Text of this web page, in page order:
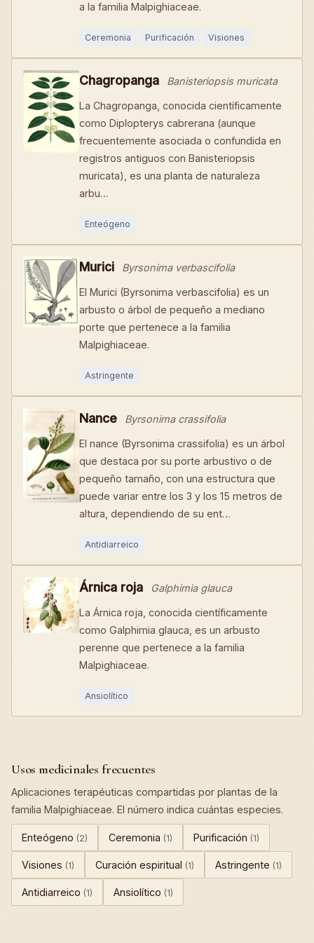
a la familia Malpighiaceae.
Ceremonia Purificación Visiones
Chagropanga Banisteriopsis muricata
La Chagropanga, conocida científicamente
como Diplopterys cabrerana (aunque
frecuentemente asociada o confundida en
registros antiguos con Banisteriopsis
muricata), es una planta de naturaleza
arbu…
Enteógeno
Murici Byrsonima verbascifolia
El Murici (Byrsonima verbascifolia) es un
arbusto o árbol de pequeño a mediano
porte que pertenece a la familia
Malpighiaceae.
Astringente
Nance Byrsonima crassifolia
El nance (Byrsonima crassifolia) es un árbol
que destaca por su porte arbustivo o de
pequeño tamaño, con una estructura que
puede variar entre los 3 y los 15 metros de
altura, dependiendo de su ent…
Antidiarreico
Árnica roja Galphimia glauca
La Árnica roja, conocida científicamente
como Galphimia glauca, es un arbusto
perenne que pertenece a la familia
Malpighiaceae.
Ansiolítico
Usos medicinales frecuentes
Aplicaciones terapéuticas compartidas por plantas de la
familia Malpighiaceae. El número indica cuántas especies.
Enteógeno (2) Ceremonia (1) Purificación (1)
Visiones (1) Curación espiritual (1) Astringente (1)
Antidiarreico (1) Ansiolítico (1)